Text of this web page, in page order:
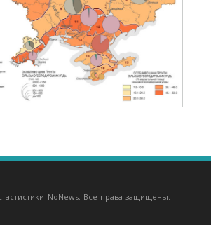
NoNews. Все права защищены.